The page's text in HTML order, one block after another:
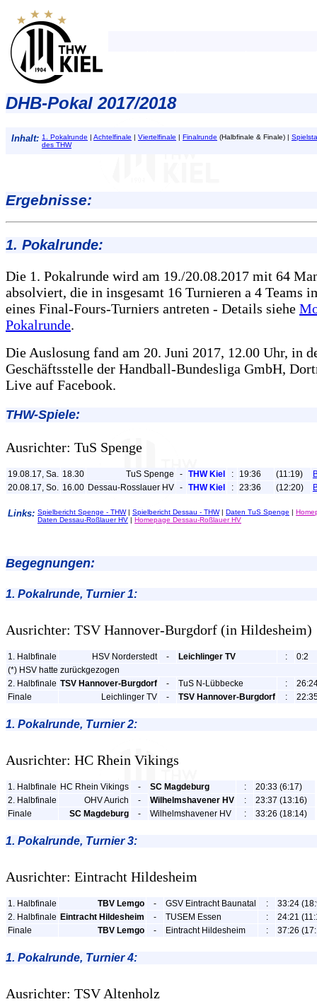
DHB-Pokal 2017/2018
Inhalt: 1. Pokalrunde | Achtelfinale | Viertelfinale | Finalrunde (Halbfinale & Finale) |
des THW
Ergebnisse:
1. Pokalrunde:
Die 1. Pokalrunde wird am 19./20.08.2017 mit 64
absolviert, die in insgesamt 16 Turnieren a 4 Teams
eines Final-Fours-Turniers antreten - Details siehe
Pokalrunde.
Die Auslosung fand am 20. Juni 2017, 12.00 Uhr, in
Geschäftsstelle der Handball-Bundesliga GmbH,
Live auf Facebook.
THW-Spiele:
Ausrichter: TuS Spenge
19.08.17, Sa. 18.30 TuS Spenge - THW Kiel : 19:36 (11:19)
20.08.17, So. 16.00 Dessau-Rosslauer HV - THW Kiel : 23:36 (12:20)
Links: Spielbericht Spenge - THW| Spielbericht Dessau - THW| Daten TuS Spenge |
Daten Dessau-Roßlauer HV | Homepage Dessau-Roßlauer HV
Begegnungen:
1. Pokalrunde, Turnier 1:
Ausrichter: TSV Hannover-Burgdorf (in Hildesheim)
1. Halbfinale HSV Norderstedt - Leichlinger TV :
0:2
(*) HSV hatte zurückgezogen
2. Halbfinale TSV Hannover-Burgdorf - TuS N-Lübbecke :
Finale
Leichlinger TV - TSV Hannover-Burgdorf :
1. Pokalrunde, Turnier 2:
Ausrichter: HC Rhein Vikings
1. Halbfinale HC Rhein Vikings - SC Magdeburg :
20:33 (6:17)
2. Halbfinale
OHV Aurich - Wilhelmshavener HV :
23:37 (13:16)
Finale
SC Magdeburg - Wilhelmshavener HV : 33:26 (18:14)
1. Pokalrunde, Turnier 3:
Ausrichter: Eintracht Hildesheim
1. Halbfinale TBV Lemgo - GSV Eintracht Baunatal :
33:24
2. Halbfinale Eintracht Hildesheim - TUSEM Essen :
24:21
Finale
TBV Lemgo - Eintracht Hildesheim : 37:26
1. Pokalrunde, Turnier 4:
Ausrichter: TSV Altenholz